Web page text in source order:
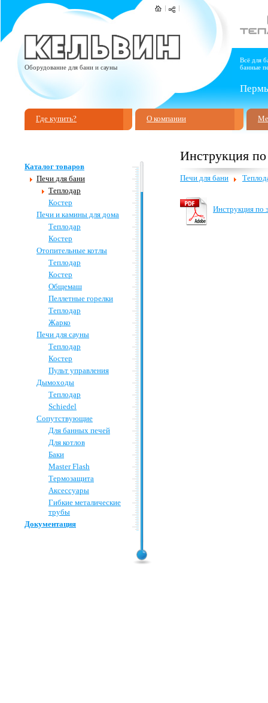
Оборудование для бани и сауны
Всё для
банные
Где купить? О компании
Каталог товаров
Печи для бани
Теплодар
Костер
Печи и камины для дома
Теплодар
Костер
Отопительные котлы
Теплодар
Костер
Общемаш
Пеллетные горелки
Теплодар
Жарко
Печи для сауны
Теплодар
Костер
Пульт управления
Дымоходы
Теплодар
Schiedel
Сопутствующие
Для банных печей
Для котлов
Баки
Master Flash
Термозащита
Аксессуары
Гибкие металические
трубы
Документация
Инструкция
Печи для бани
Инструкция по